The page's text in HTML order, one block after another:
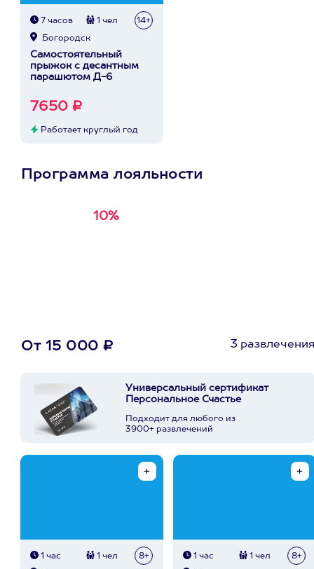
7 часов 1 чел 14+
Богородск
Самостоятельный
прыжок с десантным
парашютом Д-6
7650 ₽
Работает круглый год
Программа лояльности
10%
От 15 000 ₽ 3
Универсальный сертификат
Персональное Счастье
Подходит для любого из
3900+ развлечений
1 час 1 чел 8+ 1 час 1 чел 8+